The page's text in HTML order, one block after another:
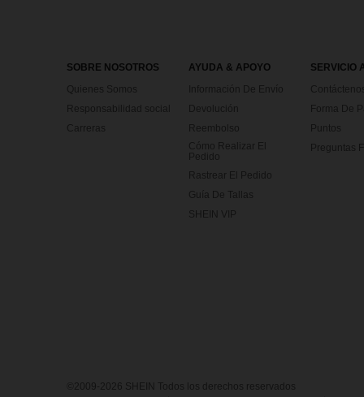
SOBRE NOSOTROS
Quienes Somos
Responsabilidad social
Carreras
AYUDA & APOYO
Información De Envío
Devolución
Reembolso
Cómo Realizar El
Pedido
Rastrear El Pedido
Guía De Tallas
SHEIN VIP
SERVICIO
Contáctenos
Forma De
Puntos
Preguntas
©2009-2026 SHEIN Todos los derechos reservados